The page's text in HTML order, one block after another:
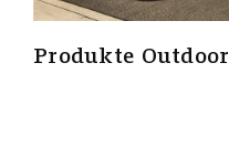
Produkte Outdoor